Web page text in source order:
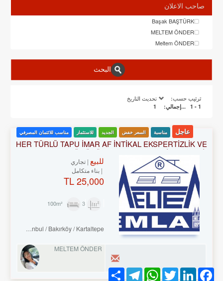
صاحب الاعلان
Başak BAŞTÜRK
MELTEM ÖNDER
Meltem ÖNDER
البحث
ترتيب حسب: تحديث التاريخ
1 - 1 ...إجمالي: 1
عاجل مناسبة السعر خفض الجديد للاستثمار مناسب للائتمان المصرفي
HER TÜRLÜ TAPU İMAR AF İNTİKAL EKSPERTİZLİK VE
KENTSEL DÖNÜŞÜM DANIŞMANLIK HİZMETLERİ-
ALIM . SATIM. KİRALAMA DA 34 YILLIK TECRÜBE.
للبيع تجاري
بناء متكامل
25,000 TL
3
Turkey Istanbul / Bakırköy / Kartaltepe
MELTEM ÖNDER
Facebook
LinkedIn
Twitter
WhatsApp
Telegram
Share